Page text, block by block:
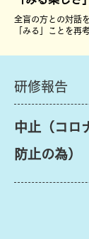
全盲の方との対話
「みる」ことを再
​研修報告
中止（コロ
防止の為）